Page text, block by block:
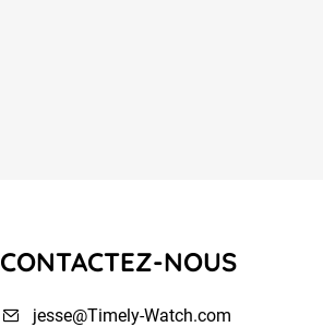
CONTACTEZ-NOUS
jesse@Timely-Watch.com